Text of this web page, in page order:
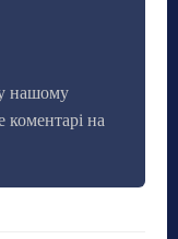
нашому
коментарі на